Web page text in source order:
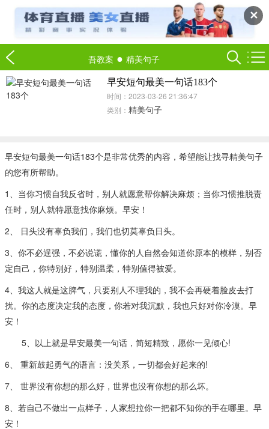
✕
吾教案 ● 精美句子
早安短句最美一句话183个
时间：2023-03-26 21:36:47
类别： 精美句子
早安短句最美一句话183个是非常优秀的内容，希望能让找寻精美句子
的您有所帮助。
1、当你习惯自我反省时，别人就愿意帮你解决麻烦；当你习惯推脱责
任时，别人就特愿意找你麻烦。早安！
2、 日头没有辜负我们，我们也切莫辜负日头。
3、你不必逞强，不必说谎，懂你的人自然会知道你原本的模样，别否
定自己，你特别好，特别温柔，特别值得被爱。
4、我这人就是这脾气，只要别人不理我的，我不会再硬着脸皮去打
扰。你的态度决定我的态度，你若对我沉默，我也只好对你冷漠。早
安！
5、以上就是早安最美一句话，简短精致，愿你一见倾心!
6、 重新鼓起勇气的语言：没关系，一切都会好起来的!
7、 世界没有你想的那么好，世界也没有你想的那么坏。
8、若自己不做出一点样子，人家想拉你一把都不知你的手在哪里。早
安！